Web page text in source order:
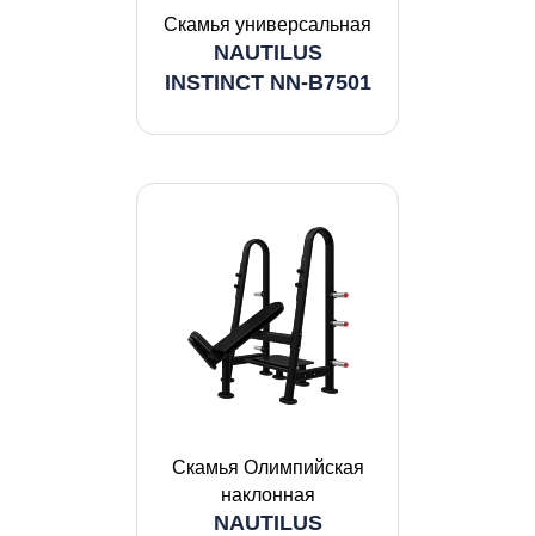
Скамья универсальная
NAUTILUS
INSTINCT NN-B7501
Скамья Олимпийская
наклонная
NAUTILUS